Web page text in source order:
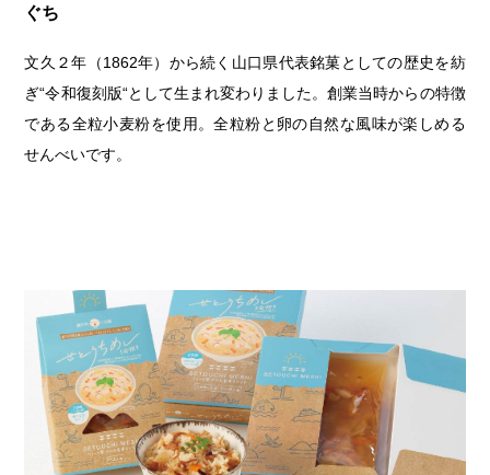
ぐち
文久２年（1862年）から続く山口県代表銘菓としての歴史を紡
ぎ“令和復刻版“として生まれ変わりました。創業当時からの特徴
である全粒小麦粉を使用。全粒粉と卵の自然な風味が楽しめる
せんべいです。